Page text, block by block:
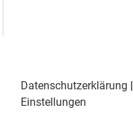
Datenschutzerklärung |
Einstellungen